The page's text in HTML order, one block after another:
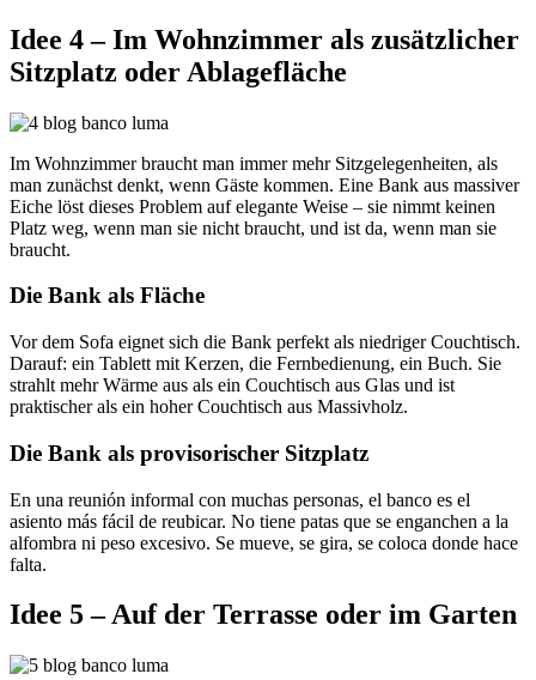
Idee 4 – Im Wohnzimmer als zusätzlicher
Sitzplatz oder Ablagefläche
Im Wohnzimmer braucht man immer mehr Sitzgelegenheiten, als
man zunächst denkt, wenn Gäste kommen. Eine Bank aus massiver
Eiche löst dieses Problem auf elegante Weise – sie nimmt keinen
Platz weg, wenn man sie nicht braucht, und ist da, wenn man sie
braucht.
Die Bank als Fläche
Vor dem Sofa eignet sich die Bank perfekt als niedriger Couchtisch.
Darauf: ein Tablett mit Kerzen, die Fernbedienung, ein Buch. Sie
strahlt mehr Wärme aus als ein Couchtisch aus Glas und ist
praktischer als ein hoher Couchtisch aus Massivholz.
Die Bank als provisorischer Sitzplatz
En una reunión informal con muchas personas, el banco es el
asiento más fácil de reubicar. No tiene patas que se enganchen a la
alfombra ni peso excesivo. Se mueve, se gira, se coloca donde hace
falta.
Idee 5 – Auf der Terrasse oder im Garten